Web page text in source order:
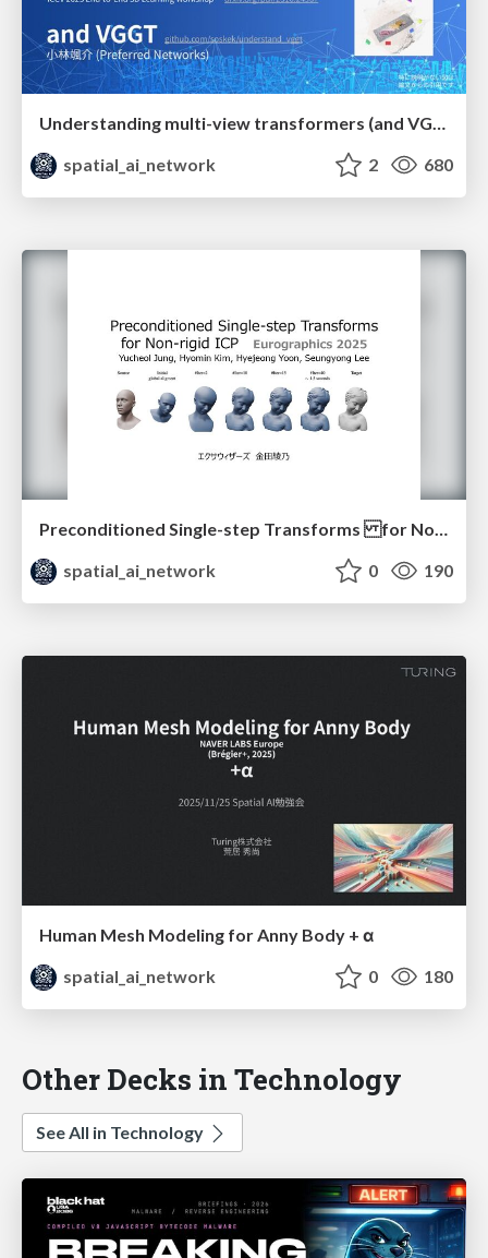
spatial_ai_network
2 680
Preconditioned Single-step Transforms for Non-rigid ICP (Eurographics 2025)
spatial_ai_network
0 190
Human Mesh Modeling for Anny Body + α
spatial_ai_network
0 180
Other Decks in Technology
See All in Technology